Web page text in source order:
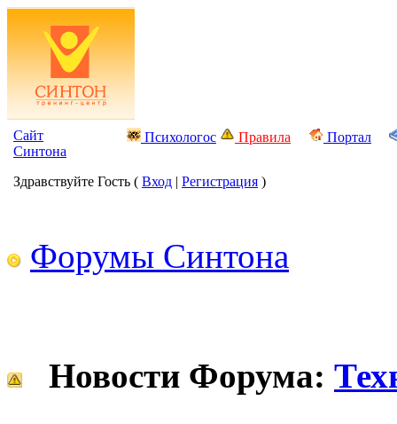
Сайт
Синтона
Психологос Правила Портал
Здравствуйте Гость ( Вход | Регистрация )
Форумы Синтона
Новости Форума: